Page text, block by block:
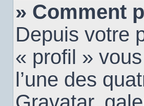
» Comment
Depuis votre
« profil »
l’une des